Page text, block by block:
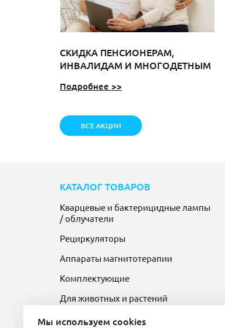
СКИДКА ПЕНСИОНЕРАМ,
ИНВАЛИДАМ И МНОГОДЕТНЫМ
Подробнее >>
ВСЕ АКЦИИ
КАТАЛОГ ТОВАРОВ
Кварцевые и бактерицидные лампы
/ облучатели
Рециркуляторы
Аппараты магнитотерапии
Комплектующие
Для животных и растений
Мы используем cookies